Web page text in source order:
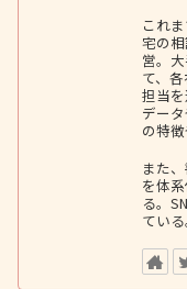
これ
宅の
営。
て、
担当
デー
の特
また
を体
る。
ている